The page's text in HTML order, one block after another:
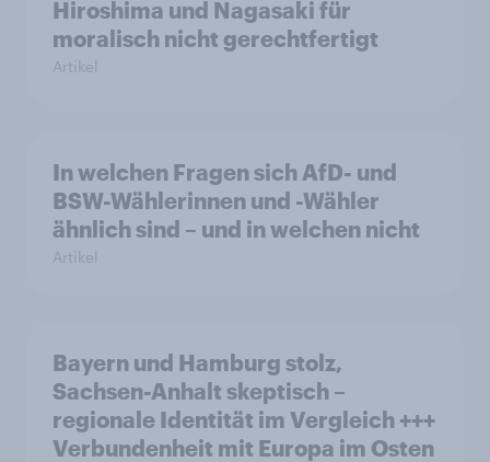
Hiroshima und Nagasaki für
moralisch nicht gerechtfertigt
Artikel
In welchen Fragen sich AfD- und
BSW-Wählerinnen und -Wähler
ähnlich sind – und in welchen nicht
Artikel
Bayern und Hamburg stolz,
Sachsen-Anhalt skeptisch –
regionale Identität im Vergleich +++
Verbundenheit mit Europa im Osten